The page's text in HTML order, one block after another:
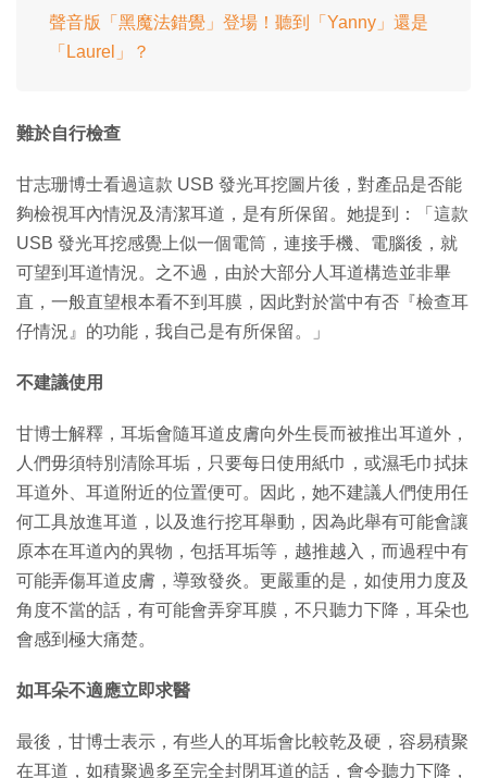
聲音版「黑魔法錯覺」登場！聽到「Yanny」還是
「Laurel」？
難於自行檢查
甘志珊博士看過這款 USB 發光耳挖圖片後，對產品是否能
夠檢視耳內情況及清潔耳道，是有所保留。她提到：「這款
USB 發光耳挖感覺上似一個電筒，連接手機、電腦後，就
可望到耳道情況。之不過，由於大部分人耳道構造並非畢
直，一般直望根本看不到耳膜，因此對於當中有否『檢查耳
仔情況』的功能，我自己是有所保留。」
不建議使用
甘博士解釋，耳垢會隨耳道皮膚向外生長而被推出耳道外，
人們毋須特別清除耳垢，只要每日使用紙巾，或濕毛巾拭抹
耳道外、耳道附近的位置便可。因此，她不建議人們使用任
何工具放進耳道，以及進行挖耳舉動，因為此舉有可能會讓
原本在耳道內的異物，包括耳垢等，越推越入，而過程中有
可能弄傷耳道皮膚，導致發炎。更嚴重的是，如使用力度及
角度不當的話，有可能會弄穿耳膜，不只聽力下降，耳朵也
會感到極大痛楚。
如耳朵不適應立即求醫
最後，甘博士表示，有些人的耳垢會比較乾及硬，容易積聚
在耳道，如積聚過多至完全封閉耳道的話，會令聽力下降，